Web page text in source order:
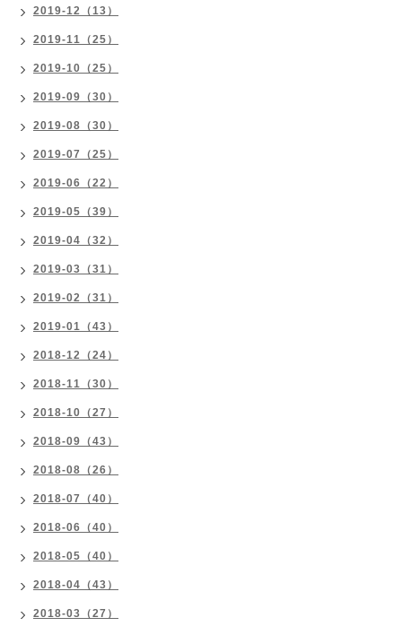
2019-12（13）
2019-11（25）
2019-10（25）
2019-09（30）
2019-08（30）
2019-07（25）
2019-06（22）
2019-05（39）
2019-04（32）
2019-03（31）
2019-02（31）
2019-01（43）
2018-12（24）
2018-11（30）
2018-10（27）
2018-09（43）
2018-08（26）
2018-07（40）
2018-06（40）
2018-05（40）
2018-04（43）
2018-03（27）